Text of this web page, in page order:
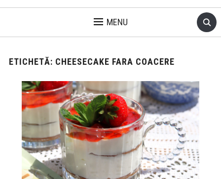
MENU
ETICHETĂ: CHEESECAKE FARA COACERE